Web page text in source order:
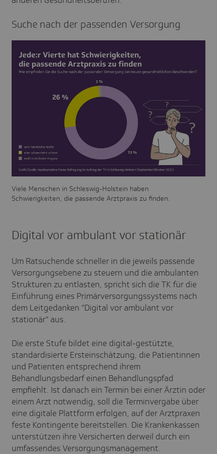
Suche nach der passenden Versor­gung
Viele Menschen in Schleswig-Holstein haben
Schwierigkeiten, die passende Arztpraxis zu finden.
Digital vor ambulant vor stationär
Um Ratsuchende schneller in die jeweils passende
Versorgungsebene zu steuern und die ambulanten
Strukturen zu entlasten, spricht sich die TK für die
Einführung eines Primärversorgungssystems nach
dem Leitgedanken "Digital vor ambulant vor
stationär" aus.
Die erste Stufe bildet eine digital-gestützte,
standardisierte Ersteinschätzung, die Patientinnen
und Patienten entsprechend ihrem
Behandlungsbedarf einen Behandlungspfad
empfiehlt. Ist danach ein Termin bei einer Ärztin oder
einem Arzt notwendig, soll die Terminvergabe über
eine digitale Plattform erfolgen, auf der Arztpraxen
feste Kontingente bereitstellen. Die Krankenkassen
unterstützen ihre Versicherten derweil durch ein
umfassendes Versorgungsmanagement.